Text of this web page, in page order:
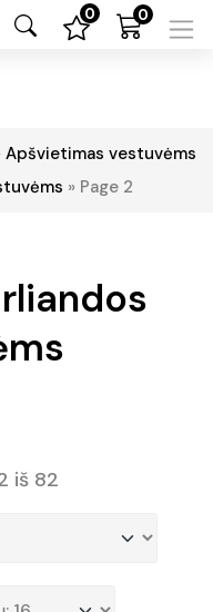
0 0
Apšvietimas vestuvėms
» Page 2
iš 82